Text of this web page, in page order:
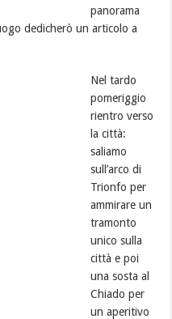
panorama
dedicherò un articolo a
Nel tardo
pomeriggio
rientro verso
la città:
saliamo
sull’arco di
Trionfo per
ammirare un
tramonto
unico sulla
città e poi
una sosta al
Chiado per
un aperitivo